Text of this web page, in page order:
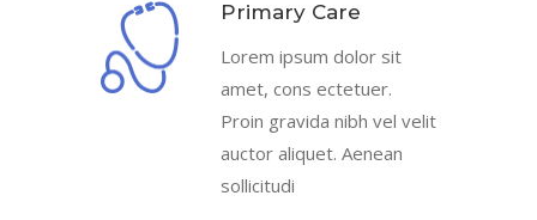
Primary Care
Lorem ipsum dolor sit
amet, cons ectetuer.
Proin gravida nibh vel velit
auctor aliquet. Aenean
sollicitudi